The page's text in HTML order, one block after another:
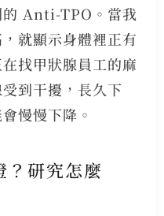
的 Anti-TPO。當我
就顯示身體裡正有
找甲狀腺員工的麻
到干擾，長久下
慢慢下降。
？研究怎麼